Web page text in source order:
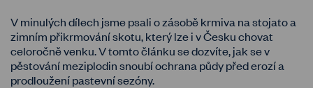
V minulých dílech jsme psali o zásobě krmiva na stojato a
zimním přikrmování skotu, který lze i v Česku chovat
celoročně venku. V tomto článku se dozvíte, jak se v
pěstování meziplodin snoubí ochrana půdy před erozí a
prodloužení pastevní sezóny.